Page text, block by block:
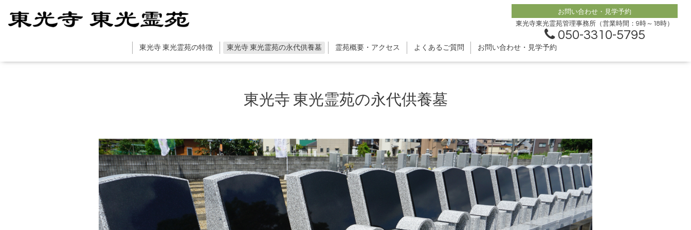
お問い合わせ・見学予約
東光寺東光霊苑管理事務所（営業時間：9時～18時）
050-3310-5795
東光寺 東光霊苑の特徴 東光寺 東光霊苑の永代供養墓 霊苑概要・アクセス よくあるご質問 お問い合わせ・見学予約
東光寺 東光霊苑の永代供養墓